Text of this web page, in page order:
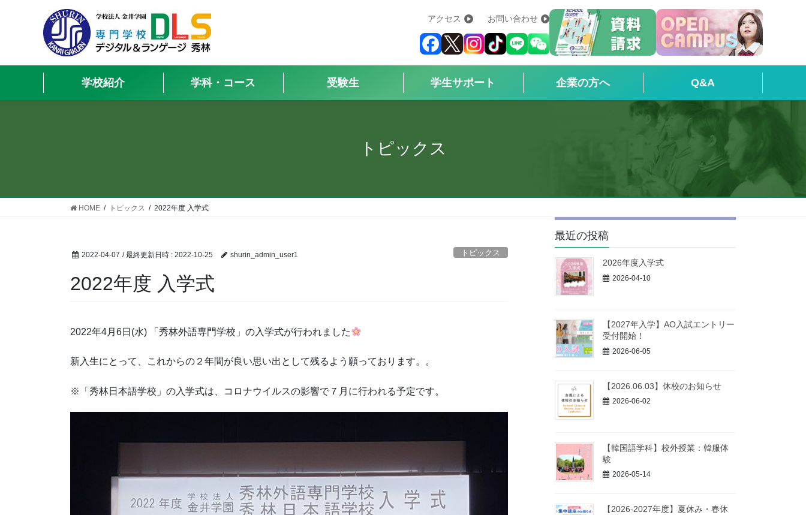
アクセス お問い合わせ
学校紹介 学科・コース 受験生 学生サポート 企業の方へ Q&A
学校紹介+
学科・コース+
受験生+
OPENキャンパス
トピックス
HOME トピックス 2022年度 入学式
2022-04-07 / 最終更新日時 : 2022-10-25 shurin_admin_user1 トピックス
2022年度 入学式
2022年4月6日(水) 「秀林外語専門学校」の入学式が行われました
新入生にとって、これからの２年間が良い思い出として残るよう願っております。。
※「秀林日本語学校」の入学式は、コロナウイルスの影響で７月に行われる予定です。
最近の投稿
2026年度入学式
2026-04-10
【2027年入学】AO入試エントリー
受付開始！
2026-06-05
【2026.06.03】休校のお知らせ
2026-06-02
【韓国語学科】校外授業：韓服体
験
2026-05-14
【2026-2027年度】夏休み・春休